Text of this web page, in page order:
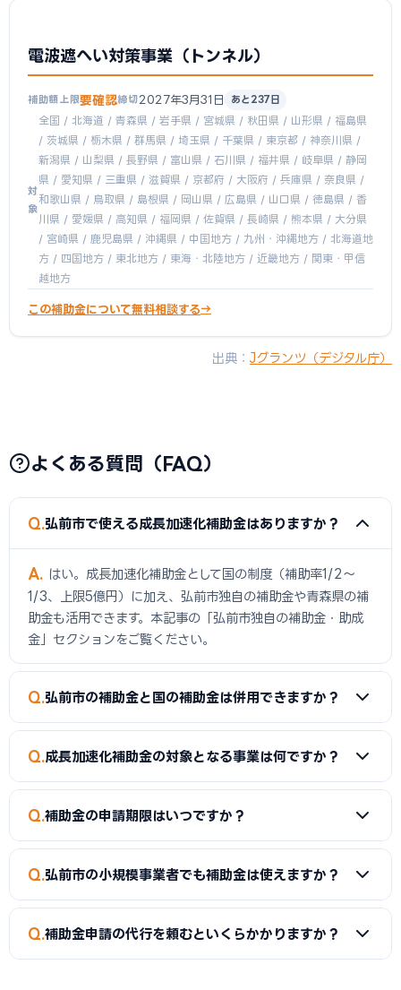
電波遮へい対策事業（トンネル）
補助額上限要確認締切 2027年3月31日 あと237日
対
象
全国 / 北海道 / 青森県 / 岩手県 / 宮城県 / 秋田県 / 山形県 / 福島県
/ 茨城県 / 栃木県 / 群馬県 / 埼玉県 / 千葉県 / 東京都 / 神奈川県 /
新潟県 / 山梨県 / 長野県 / 富山県 / 石川県 / 福井県 / 岐阜県 / 静岡
県 / 愛知県 / 三重県 / 滋賀県 / 京都府 / 大阪府 / 兵庫県 / 奈良県 /
和歌山県 / 鳥取県 / 島根県 / 岡山県 / 広島県 / 山口県 / 徳島県 / 香
川県 / 愛媛県 / 高知県 / 福岡県 / 佐賀県 / 長崎県 / 熊本県 / 大分県
/ 宮崎県 / 鹿児島県 / 沖縄県 / 中国地方 / 九州・沖縄地方 / 北海道地
方 / 四国地方 / 東北地方 / 東海・北陸地方 / 近畿地方 / 関東・甲信
越地方
この補助金について無料相談する
出典： Jグランツ（デジタル庁）
よくある質問（FAQ）
Q 弘前市で使える成長加速化補助金はありますか？
A
はい。成長加速化補助金として国の制度（補助率1/2〜
1/3、上限5億円）に加え、弘前市独自の補助金や青森県の補
助金も活用できます。本記事の「弘前市独自の補助金・助成
金」セクションをご覧ください。
Q 弘前市の補助金と国の補助金は併用できますか？
A
同一経費への重複申請はできませんが、経費項目を分ける
確認ください。
Q 成長加速化補助金の対象となる事業は何ですか？
A
新市場進出（新たな市場への展開）、新製品開発、事業
が対象です。事業再構築補助金の後継制度として、中小企業の
新たな挑戦を幅広く支援しています。
Q 補助金の申請期限はいつですか？
A
補助金によって異なります。市独自の補助金は予算がなく
ます。
Q 弘前市の小規模事業者でも補助金は使えますか？
A
はい。小規模事業者持続化補助金（上限50〜250万円）
Q 補助金申請の代行を頼むといくらかかりますか？